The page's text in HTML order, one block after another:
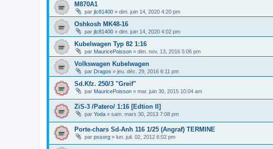
M870A1
par jlc81400 » dim. juin 14, 2020 4:20 pm
Oshkosh MK48-16
par jlc81400 » dim. juin 14, 2020 4:02 pm
Kubelwagen Typ 82 1:16
par MauricePoisson » dim. nov. 13, 2016 5:06 pm
Volkswagen Kubelwagen
par Dragos » jeu. déc. 29, 2016 6:11 pm
Sd.Kfz. 250/3 "Greif"
par MauricePoisson » mar. juin 30, 2015 10:04 am
ZiS-3 /Patero/ 1:16 [Edtion II]
par Yoda » sam. mars 30, 2013 7:08 pm
Porte-chars Sd-Anh 116 1/25 (Angraf) TERMINE
par pssorg » lun. juil. 02, 2012 6:02 pm